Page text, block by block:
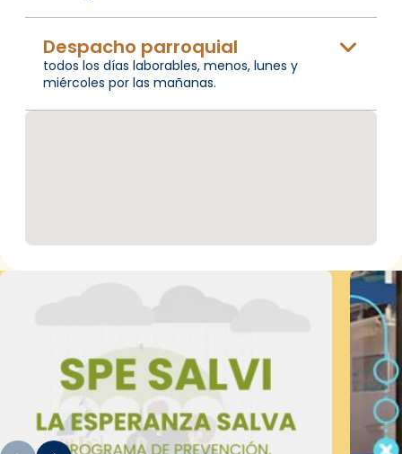
Despacho parroquial
todos los días laborables, menos, lunes y
miércoles por las mañanas.